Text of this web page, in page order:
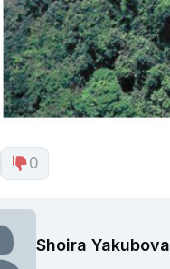
0
Shoira Yakubova